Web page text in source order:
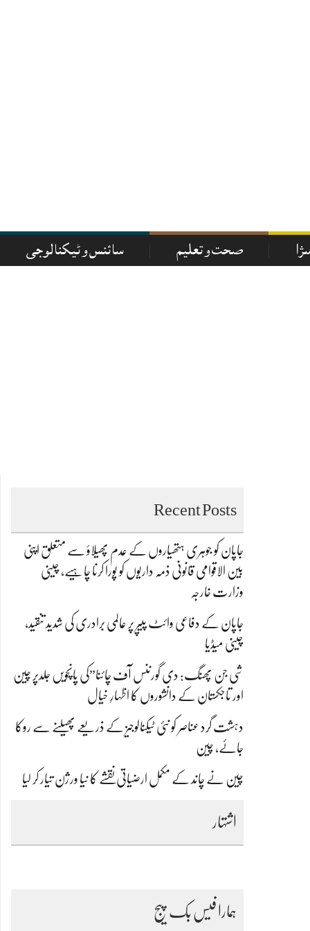
صحت و تعلیم سائنس و ٹیکنالوجی
Recent Posts
جاپان کو جوہری ہتھیاروں کے عدم پھیلاؤ سے متعلق اپنی
بین الاقوامی قانونی ذمہ داریوں کو پورا کرنا چاہیے، چینی
وزارت خارجہ
جاپان کے دفاعی وائٹ پیپر پر عالمی برادری کی شدید تنقید،
چینی میڈیا
شی جن پھنگ: دی گورننس آف چائنا”کی پانچویں جلدپر چین
اور تاجکستان کے دانشوروں کا اظہارِ خیال
دہشت گرد عناصر کو نئی ٹیکنالوجیز کے ذریعے پھیلنے سے روکا
جائے، چین
چین نے چاند کے مکمل ارضیاتی نقشے کا نیا ورژن تیار کر لیا
اشتہار
ہمارا فیس بک پیج